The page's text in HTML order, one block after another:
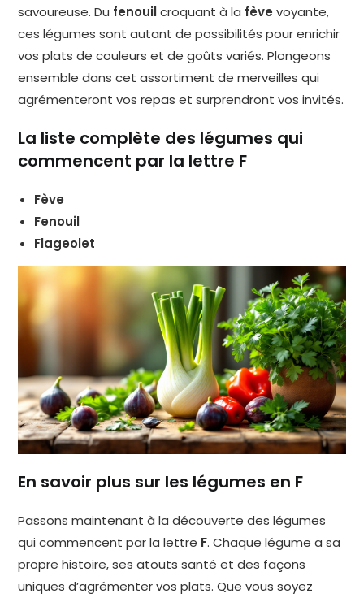
savoureuse. Du fenouilcroquant à la fève voyante,
ces légumes sont autant de possibilités pour enrichir
vos plats de couleurs et de goûts variés. Plongeons
ensemble dans cet assortiment de merveilles qui
agrémenteront vos repas et surprendront vos invités.
La liste complète des légumes qui
commencent par la lettre F
Fève
Fenouil
Flageolet
En savoir plus sur les légumes en F
Passons maintenant à la découverte des légumes
qui commencent par la lettre F. Chaque légume a sa
propre histoire, ses atouts santé et des façons
uniques d’agrémenter vos plats. Que vous soyez